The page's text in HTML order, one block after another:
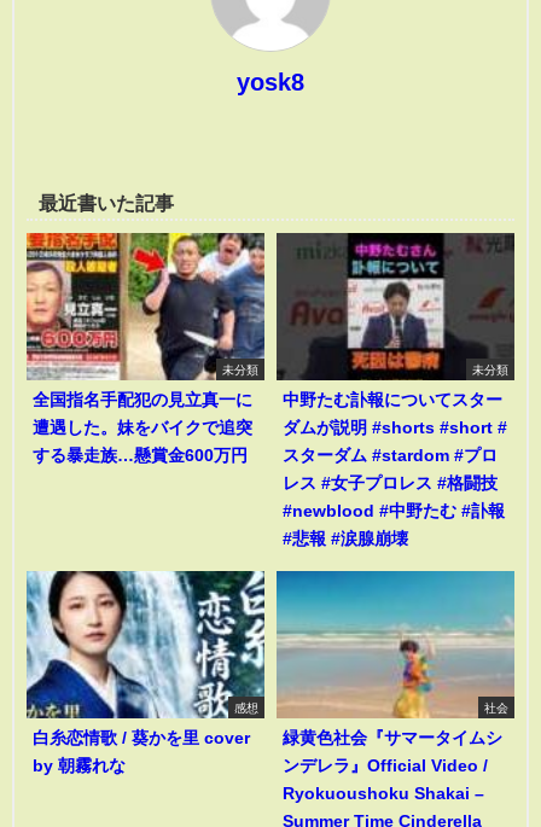
yosk8
最近書いた記事
未分類
全国指名手配犯の見立真一に
遭遇した。妹をバイクで追突
する暴走族…懸賞金600万円
未分類
中野たむ訃報についてスター
ダムが説明 #shorts #short #
スターダム #stardom #プロ
レス #女子プロレス #格闘技
#newblood #中野たむ #訃報
#悲報 #涙腺崩壊
感想
白糸恋情歌 / 葵かを里 cover
by 朝霧れな
社会
緑黄色社会『サマータイムシ
ンデレラ』Official Video /
Ryokuoushoku Shakai –
Summer Time Cinderella